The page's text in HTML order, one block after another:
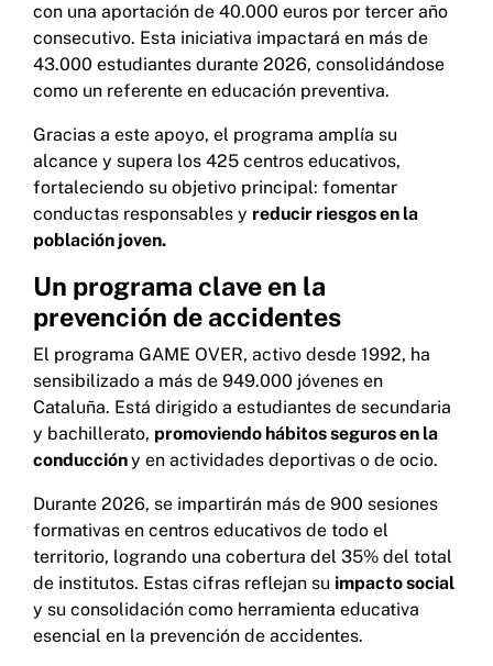
con una aportación de 40.000 euros por tercer año
consecutivo. Esta iniciativa impactará en más de
43.000 estudiantes durante 2026, consolidándose
como un referente en educación preventiva.
Gracias a este apoyo, el programa amplía su
alcance y supera los 425 centros educativos,
fortaleciendo su objetivo principal: fomentar
conductas responsables y reducir riesgos en la
población joven.
Un programa clave en la
prevención de accidentes
El programa GAME OVER, activo desde 1992, ha
sensibilizado a más de 949.000 jóvenes en
Cataluña. Está dirigido a estudiantes de secundaria
y bachillerato, promoviendo hábitos seguros en la
conduccióny en actividades deportivas o de ocio.
Durante 2026, se impartirán más de 900 sesiones
formativas en centros educativos de todo el
territorio, logrando una cobertura del 35% del total
de institutos. Estas cifras reflejan su impacto social
y su consolidación como herramienta educativa
esencial en la prevención de accidentes.